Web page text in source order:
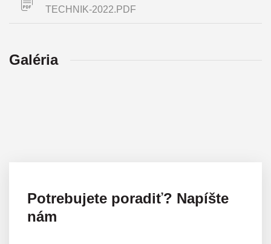
TECHNIK-2022.PDF
Galéria
Potrebujete poradiť? Napíšte
nám